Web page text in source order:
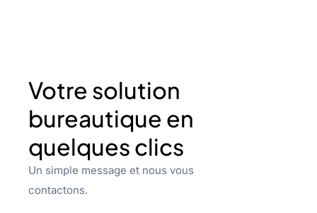
Votre solution
bureautique en
quelques clics
Un simple message et nous vous
contactons.